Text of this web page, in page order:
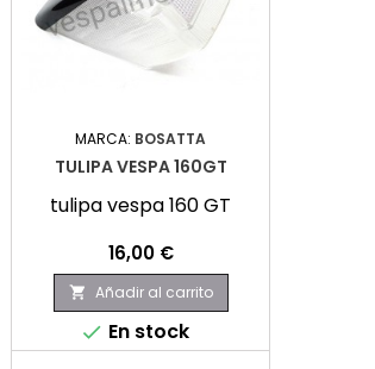
MARCA: BOSATTA
TULIPA VESPA 160GT
tulipa vespa 160 GT
Precio
16,00 €
 Añadir al carrito
 En stock